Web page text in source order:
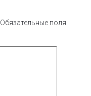
Обязательные поля